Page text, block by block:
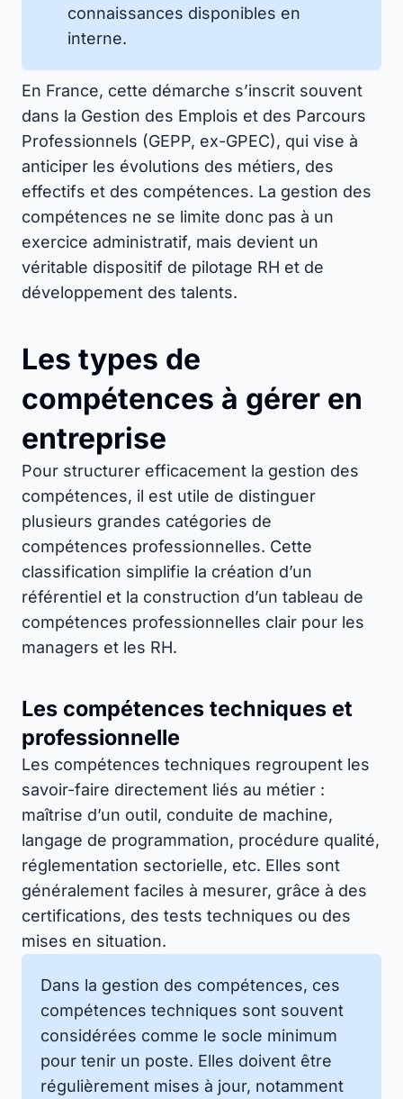
connaissances disponibles en
interne.
En France, cette démarche s’inscrit souvent
dans la Gestion des Emplois et des Parcours
Professionnels (GEPP, ex-GPEC), qui vise à
anticiper les évolutions des métiers, des
effectifs et des compétences. La gestion des
compétences ne se limite donc pas à un
exercice administratif, mais devient un
véritable dispositif de pilotage RH et de
développement des talents.
Les types de
compétences à gérer en
entreprise
Pour structurer efficacement la gestion des
compétences, il est utile de distinguer
plusieurs grandes catégories de
compétences professionnelles. Cette
classification simplifie la création d’un
référentiel et la construction d’un tableau de
compétences professionnelles clair pour les
managers et les RH.
Les compétences techniques et
professionnelle
Les compétences techniques regroupent les
savoir-faire directement liés au métier :
maîtrise d’un outil, conduite de machine,
langage de programmation, procédure qualité,
réglementation sectorielle, etc. Elles sont
généralement faciles à mesurer, grâce à des
certifications, des tests techniques ou des
mises en situation.
Dans la gestion des compétences, ces
compétences techniques sont souvent
considérées comme le socle minimum
pour tenir un poste. Elles doivent être
régulièrement mises à jour, notamment